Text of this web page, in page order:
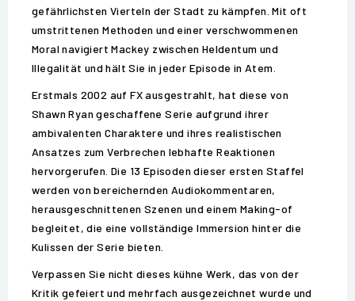
gefährlichsten Vierteln der Stadt zu kämpfen. Mit oft
umstrittenen Methoden und einer verschwommenen
Moral navigiert Mackey zwischen Heldentum und
Illegalität und hält Sie in jeder Episode in Atem.
Erstmals 2002 auf FX ausgestrahlt, hat diese von
Shawn Ryan geschaffene Serie aufgrund ihrer
ambivalenten Charaktere und ihres realistischen
Ansatzes zum Verbrechen lebhafte Reaktionen
hervorgerufen. Die 13 Episoden dieser ersten Staffel
werden von bereichernden Audiokommentaren,
herausgeschnittenen Szenen und einem Making-of
begleitet, die eine vollständige Immersion hinter die
Kulissen der Serie bieten.
Verpassen Sie nicht dieses kühne Werk, das von der
Kritik gefeiert und mehrfach ausgezeichnet wurde und